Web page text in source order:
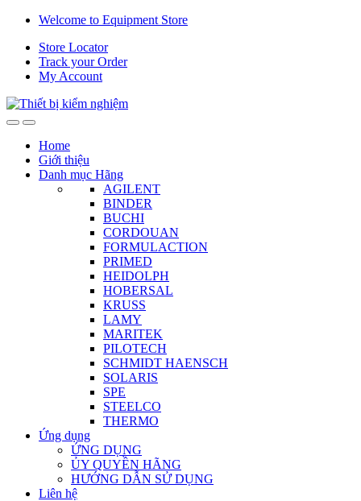
Skip
navigation
Skip
content
Welcome to Equipment Store
Store Locator
Track your Order
My Account
Home
Giới thiệu
Danh mục Hãng
AGILENT
BINDER
BUCHI
CORDOUAN
FORMULACTION
PRIMED
HEIDOLPH
HOBERSAL
KRUSS
LAMY
MARITEK
PILOTECH
SCHMIDT HAENSCH
SOLARIS
SPE
STEELCO
THERMO
Ứng dụng
ỨNG DỤNG
ỦY QUYỀN HÃNG
HƯỚNG DẪN SỬ DỤNG
Liên hệ